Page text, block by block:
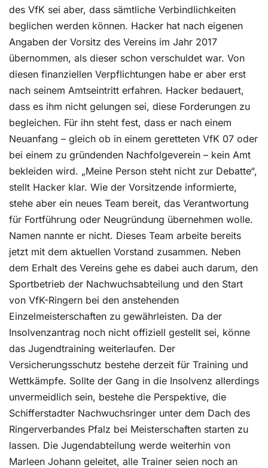
des VfK sei aber, dass sämtliche Verbindlichkeiten
beglichen werden können. Hacker hat nach eigenen
Angaben der Vorsitz des Vereins im Jahr 2017
übernommen, als dieser schon verschuldet war. Von
diesen finanziellen Verpflichtungen habe er aber erst
nach seinem Amtseintritt erfahren. Hacker bedauert,
dass es ihm nicht gelungen sei, diese Forderungen zu
begleichen. Für ihn steht fest, dass er nach einem
Neuanfang – gleich ob in einem geretteten VfK 07 oder
bei einem zu gründenden Nachfolgeverein – kein Amt
bekleiden wird. „Meine Person steht nicht zur Debatte“,
stellt Hacker klar. Wie der Vorsitzende informierte,
stehe aber ein neues Team bereit, das Verantwortung
für Fortführung oder Neugründung übernehmen wolle.
Namen nannte er nicht. Dieses Team arbeite bereits
jetzt mit dem aktuellen Vorstand zusammen. Neben
dem Erhalt des Vereins gehe es dabei auch darum, den
Sportbetrieb der Nachwuchsabteilung und den Start
von VfK-Ringern bei den anstehenden
Einzelmeisterschaften zu gewährleisten. Da der
Insolvenzantrag noch nicht offiziell gestellt sei, könne
das Jugendtraining weiterlaufen. Der
Versicherungsschutz bestehe derzeit für Training und
Wettkämpfe. Sollte der Gang in die Insolvenz allerdings
unvermeidlich sein, bestehe die Perspektive, die
Schifferstadter Nachwuchsringer unter dem Dach des
Ringerverbandes Pfalz bei Meisterschaften starten zu
lassen. Die Jugendabteilung werde weiterhin von
Marleen Johann geleitet, alle Trainer seien noch an